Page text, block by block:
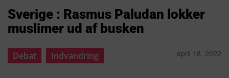
Sverige : Rasmus Paludan lokker
muslimer ud af busken
Debat Indvandring april 18, 2022